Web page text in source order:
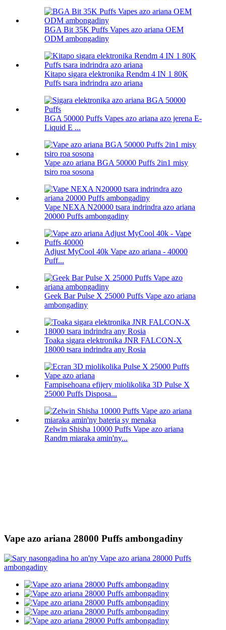
BGA Bit 35K Puffs Vapes azo ariana OEM
ODM ambongadiny
Kitapo sigara elektronika Rendm 4 IN 1 80K
Puffs tsara indrindra azo ariana
BGA 50000 Puffs Vapes azo ariana azo jerena E-
Liquid E ...
Vape azo ariana BGA 50000 Puffs 2in1 misy
tsiro roa sosona
Vape NEXA N20000 tsara indrindra azo ariana
20000 Puffs ambongadiny
Adjust MyCool 40k Vape azo ariana - 40000
Puff...
Geek Bar Pulse X 25000 Puffs Vape azo ariana
ambongadiny
Toaka sigara elektronika JNR FALCON-X
18000 tsara indrindra any Rosia
Fampisehoana efijery miolikolika 3D Pulse X
25000 Puffs Disposa...
Zelwin Shisha 10000 Puffs Vape azo ariana
Randm miaraka amin'ny...
Vape azo ariana 28000 Puffs ambongadiny